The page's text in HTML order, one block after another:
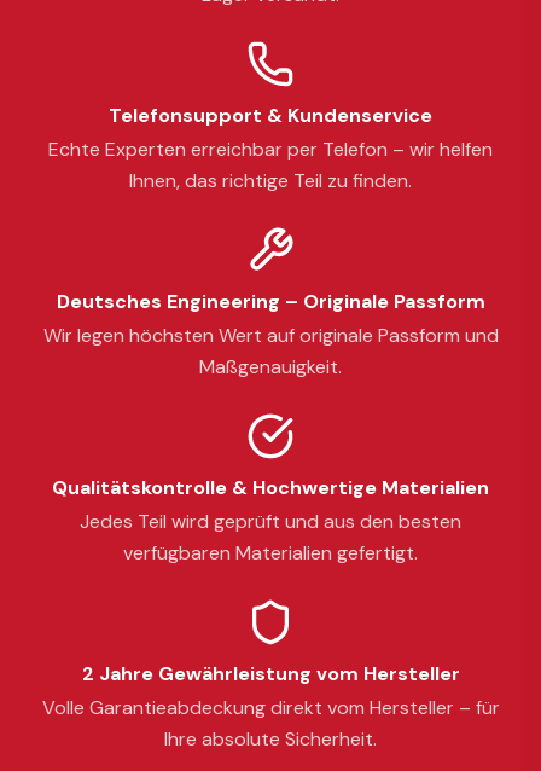
Telefonsupport & Kundenservice
Echte Experten erreichbar per Telefon – wir helfen
Ihnen, das richtige Teil zu finden.
Deutsches Engineering – Originale Passform
Wir legen höchsten Wert auf originale Passform und
Maßgenauigkeit.
Qualitätskontrolle & Hochwertige Materialien
Jedes Teil wird geprüft und aus den besten
verfügbaren Materialien gefertigt.
2 Jahre Gewährleistung vom Hersteller
Volle Garantieabdeckung direkt vom Hersteller – für
Ihre absolute Sicherheit.